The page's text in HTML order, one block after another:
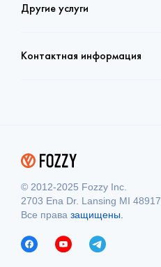
Другие услуги
Контактная информация
© 2012-2025 Fozzy Inc.
2703 Ena Dr. Lansing MI 48917.
Все права защищены.